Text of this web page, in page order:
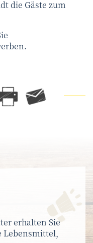
die Gäste zum
erhalten Sie
Lebensmittel,